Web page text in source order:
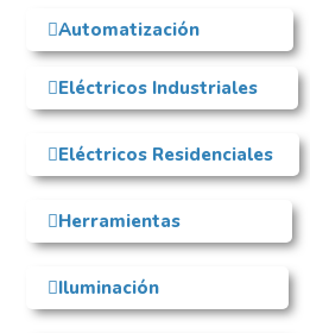
Automatización
Eléctricos Industriales
Eléctricos Residenciales
Herramientas
Iluminación